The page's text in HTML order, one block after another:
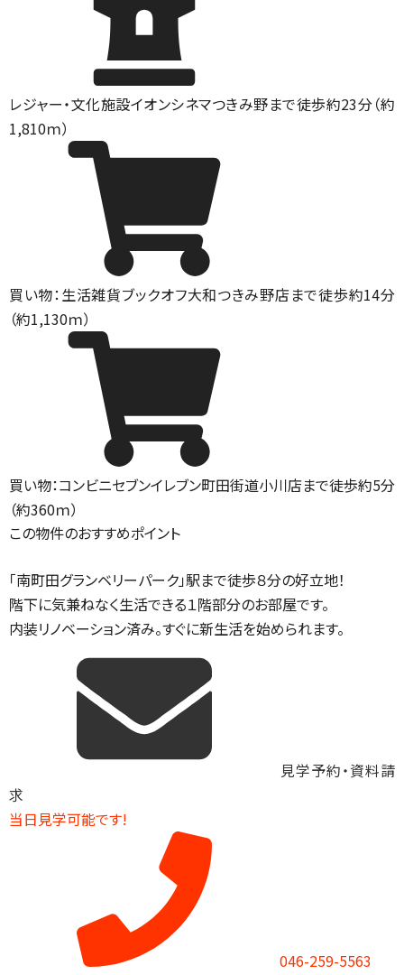
レジャー・文化施設イオンシネマつきみ野まで徒歩約23分（約
1,810ｍ）
買い物：生活雑貨ブックオフ大和つきみ野店まで徒歩約14分
（約1,130ｍ）
買い物：コンビニセブンイレブン町田街道小川店まで徒歩約5分
（約360ｍ）
この物件のおすすめポイント
「南町田グランベリーパーク」駅まで徒歩８分の好立地！
階下に気兼ねなく生活できる１階部分のお部屋です。
内装リノベーション済み。すぐに新生活を始められます。
見学予約・資料請
求
当日見学可能です!
046-259-5563